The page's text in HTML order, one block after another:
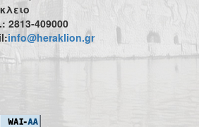
2813-409000
info@heraklion.gr